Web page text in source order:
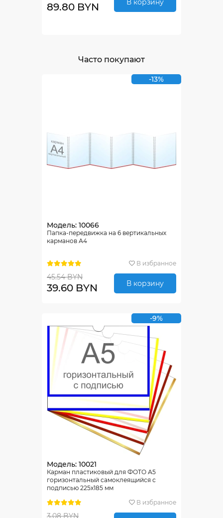
89.80 BYN В корзину
Часто покупают
-13%
Модель: 10066
Папка-передвижка на 6 вертикальных
карманов А4
В избранное
45.54 BYN
39.60 BYN В корзину
-9%
Модель: 10021
Карман пластиковый для ФОТО А5
горизонтальный самоклеящийся с
подписью 225х185 мм
В избранное